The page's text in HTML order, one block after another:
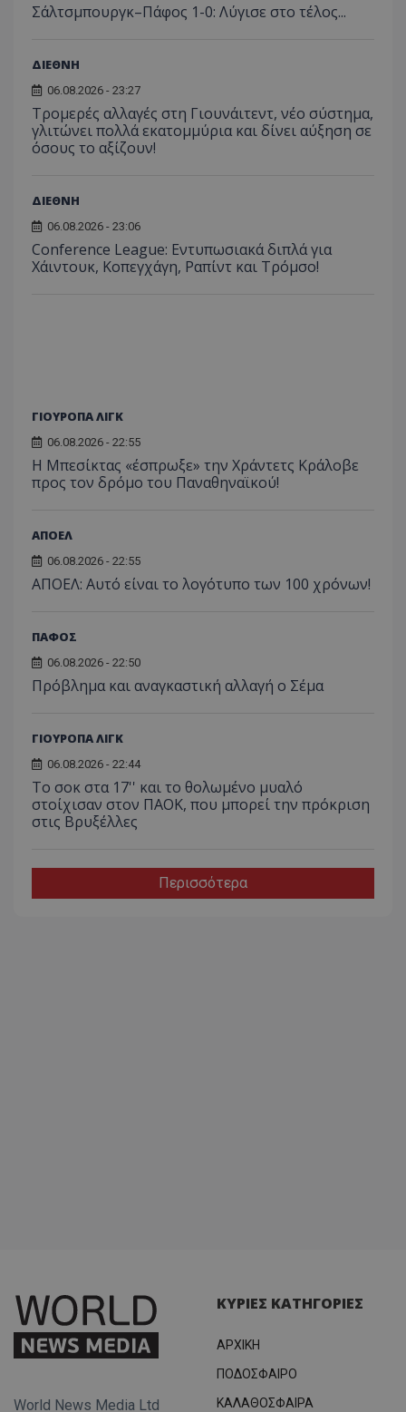
Σάλτσμπουργκ–Πάφος 1-0: Λύγισε στο τέλος...
ΔΙΕΘΝΗ
06.08.2026 - 23:27
Τρομερές αλλαγές στη Γιουνάιτεντ, νέο σύστημα,
γλιτώνει πολλά εκατομμύρια και δίνει αύξηση σε
όσους το αξίζουν!
ΔΙΕΘΝΗ
06.08.2026 - 23:06
Conference League: Εντυπωσιακά διπλά για
Χάιντουκ, Κοπεγχάγη, Ραπίντ και Τρόμσο!
ΓΙΟΥΡΟΠΑ ΛΙΓΚ
06.08.2026 - 22:55
Η Μπεσίκτας «έσπρωξε» την Χράντετς Κράλοβε
προς τον δρόμο του Παναθηναϊκού!
ΑΠΟΕΛ
06.08.2026 - 22:55
ΑΠΟΕΛ: Αυτό είναι το λογότυπο των 100 χρόνων!
ΠΑΦΟΣ
06.08.2026 - 22:50
Πρόβλημα και αναγκαστική αλλαγή ο Σέμα
ΓΙΟΥΡΟΠΑ ΛΙΓΚ
06.08.2026 - 22:44
Το σοκ στα 17'' και το θολωμένο μυαλό
στοίχισαν στον ΠΑΟΚ, που μπορεί την πρόκριση
στις Βρυξέλλες
Περισσότερα
World News Media Ltd
ΚΥΡΙΕΣ ΚΑΤΗΓΟΡΙΕΣ
ΑΡΧΙΚΗ
ΠΟΔΟΣΦΑΙΡΟ
ΚΑΛΑΘΟΣΦΑΙΡΑ